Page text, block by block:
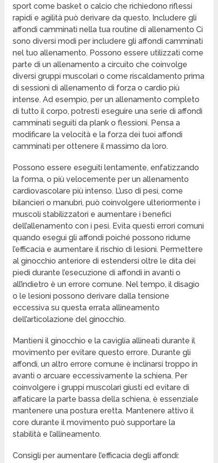
sport come basket o calcio che richiedono riflessi
rapidi e agilità può derivare da questo. Includere gli
affondi camminati nella tua routine di allenamento Ci
sono diversi modi per includere gli affondi camminati
nel tuo allenamento. Possono essere utilizzati come
parte di un allenamento a circuito che coinvolge
diversi gruppi muscolari o come riscaldamento prima
di sessioni di allenamento di forza o cardio più
intense. Ad esempio, per un allenamento completo
di tutto il corpo, potresti eseguire una serie di affondi
camminati seguiti da plank o flessioni. Pensa a
modificare la velocità e la forza dei tuoi affondi
camminati per ottenere il massimo da loro.
Possono essere eseguiti lentamente, enfatizzando
la forma, o più velocemente per un allenamento
cardiovascolare più intenso. L’uso di pesi, come
bilancieri o manubri, può coinvolgere ulteriormente i
muscoli stabilizzatori e aumentare i benefici
dell’allenamento con i pesi. Evita questi errori comuni
quando esegui gli affondi poiché possono ridurne
l’efficacia e aumentare il rischio di lesioni. Permettere
al ginocchio anteriore di estendersi oltre le dita dei
piedi durante l’esecuzione di affondi in avanti o
all’indietro è un errore comune. Nel tempo, il disagio
o le lesioni possono derivare dalla tensione
eccessiva su questa errata allineamento
dell’articolazione del ginocchio.
Mantieni il ginocchio e la caviglia allineati durante il
movimento per evitare questo errore. Durante gli
affondi, un altro errore comune è inclinarsi troppo in
avanti o arcuare eccessivamente la schiena. Per
coinvolgere i gruppi muscolari giusti ed evitare di
affaticare la parte bassa della schiena, è essenziale
mantenere una postura eretta. Mantenere attivo il
core durante il movimento può supportare la
stabilità e l’allineamento.
Consigli per aumentare l’efficacia degli affondi: